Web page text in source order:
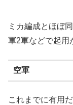
ミカ編成とほぼ
軍2軍などで起用
空軍
これまでに有用